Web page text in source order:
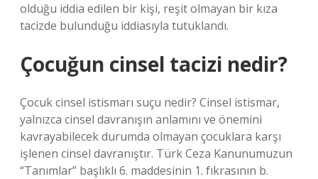
olduğu iddia edilen bir kişi, reşit olmayan bir kıza
tacizde bulunduğu iddiasıyla tutuklandı.
Çocuğun cinsel tacizi nedir?
Çocuk cinsel istismarı suçu nedir? Cinsel istismar,
yalnızca cinsel davranışın anlamını ve önemini
kavrayabilecek durumda olmayan çocuklara karşı
işlenen cinsel davranıştır. Türk Ceza Kanunumuzun
“Tanımlar” başlıklı 6. maddesinin 1. fıkrasının b.